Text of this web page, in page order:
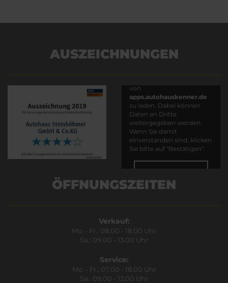
AUSZEICHNUNGEN
von
apps.autohauskenner.de
zu laden. Dabei können
Daten an Dritte
weitergegeben werden.
Wenn Sie damit
einverstanden sind, klicken
Sie bitte auf "Bestätigen".
ÖFFNUNGSZEITEN
Verkauf:
Mo. - Fr.: 08.00 - 18.00 Uhr
Sa.: 09.00 - 13.00 Uhr
Service:
Mo. - Fr.: 07.00 - 18.00 Uhr
Sa.: 09.00 - 13.00 Uhr